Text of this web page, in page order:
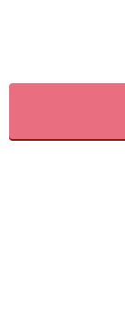
“アホ毛”の悩
髪の表面、も